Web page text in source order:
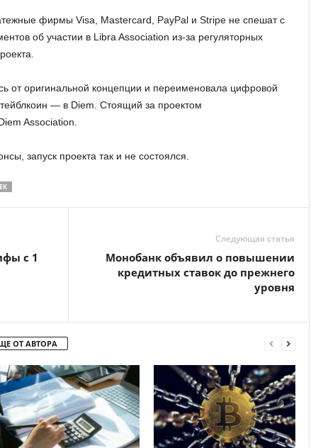
фирмы Visa, Mastercard, PayPal и Stripe не спешат с
об участии в Libra Association из-за регуляторных
от оригинальной концепции и переименовала цифровой
— в Diem. Стоящий за проектом
Association.
запуск проекта так и не состоялся.
с 1
Следующая статья
Монобанк объявил о повышении
кредитных ставок до прежнего
уровня
ОТ АВТОРА